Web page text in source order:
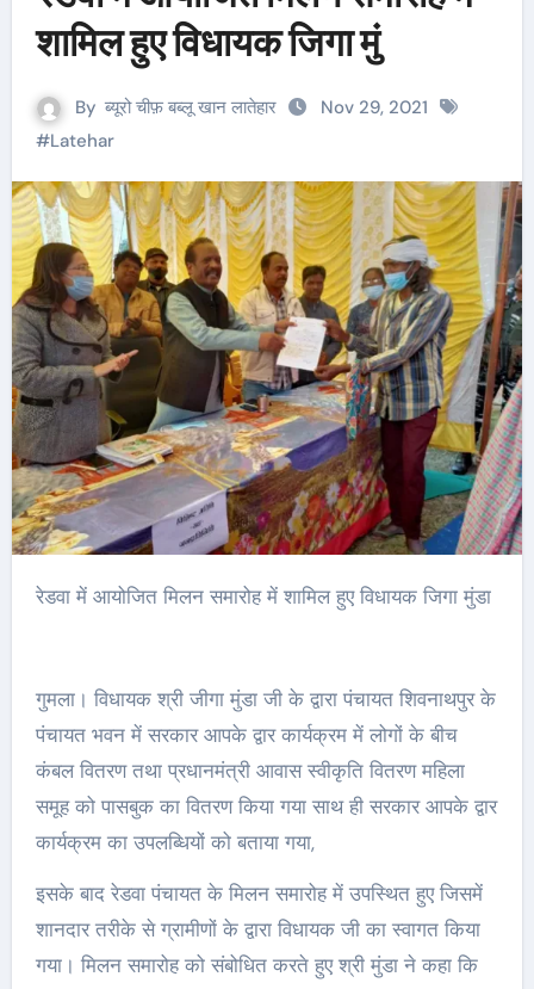
शामिल हुए विधायक जिगा मुं
By ब्यूरो चीफ़ बब्लू खान लातेहार
Nov 29, 2021
#Latehar
रेडवा में आयोजित मिलन समारोह में शामिल हुए विधायक जिगा मुंडा
गुमला। विधायक श्री जीगा मुंडा जी के द्वारा पंचायत शिवनाथपुर के
पंचायत भवन में सरकार आपके द्वार कार्यक्रम में लोगों के बीच
कंबल वितरण तथा प्रधानमंत्री आवास स्वीकृति वितरण महिला
समूह को पासबुक का वितरण किया गया साथ ही सरकार आपके द्वार
कार्यक्रम का उपलब्धियों को बताया गया,
इसके बाद रेडवा पंचायत के मिलन समारोह में उपस्थित हुए जिसमें
शानदार तरीके से ग्रामीणों के द्वारा विधायक जी का स्वागत किया
गया। मिलन समारोह को संबोधित करते हुए श्री मुंडा ने कहा कि